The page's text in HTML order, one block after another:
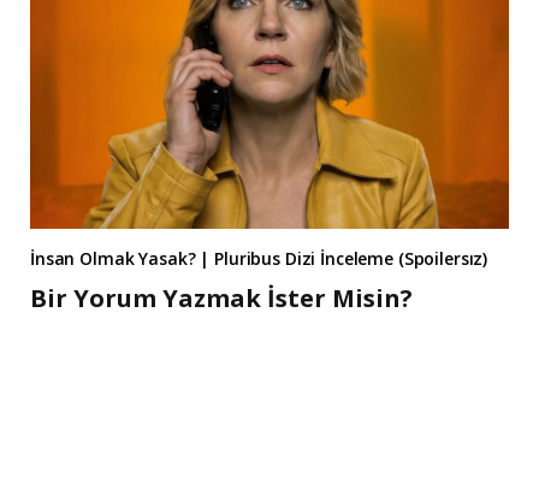
İnsan Olmak Yasak? | Pluribus Dizi İnceleme (Spoilersız)
Bir Yorum Yazmak İster Misin?